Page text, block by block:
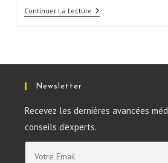
Continuer La Lecture
Newsletter
Recevez les dernières avancées
conseils d'experts.